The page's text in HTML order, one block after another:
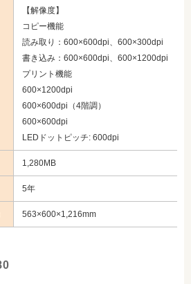
【解像度】
コピー機能
読み取り：600×600dpi、600×300dpi
書き込み：600×600dpi、600×1200dpi
プリント機能
600×1200dpi
600×600dpi（4階調）
600×600dpi
LEDドットピッチ: 600dpi
1,280MB
5年
563×600×1,216mm